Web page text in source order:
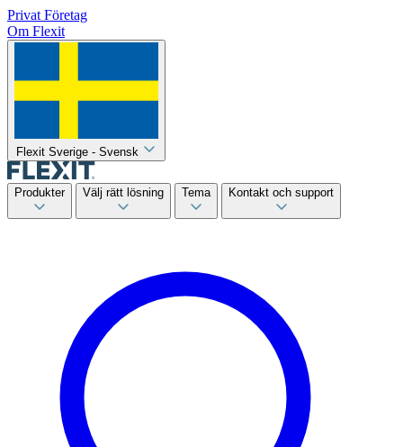
Privat Företag
Om Flexit
Flexit Sverige - Svensk
Produkter Välj rätt lösning Tema Kontakt och support